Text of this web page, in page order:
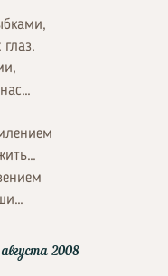
августа 2008